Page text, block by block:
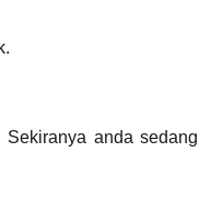
anda sedang